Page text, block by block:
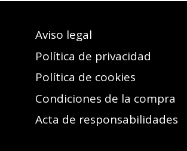
Aviso legal
Política de privacidad
Política de cookies
Condiciones de la compra
Acta de responsabilidades